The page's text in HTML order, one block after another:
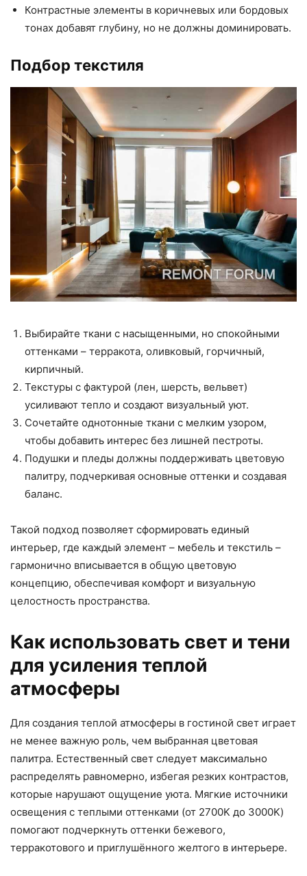
Контрастные элементы в коричневых или бордовых
тонах добавят глубину, но не должны доминировать.
Подбор текстиля
Выбирайте ткани с насыщенными, но спокойными
оттенками – терракота, оливковый, горчичный,
кирпичный.
Текстуры с фактурой (лен, шерсть, вельвет)
усиливают тепло и создают визуальный уют.
Сочетайте однотонные ткани с мелким узором,
чтобы добавить интерес без лишней пестроты.
Подушки и пледы должны поддерживать цветовую
палитру, подчеркивая основные оттенки и создавая
баланс.
Такой подход позволяет сформировать единый
интерьер, где каждый элемент – мебель и текстиль –
гармонично вписывается в общую цветовую
концепцию, обеспечивая комфорт и визуальную
целостность пространства.
Как использовать свет и тени
для усиления теплой
атмосферы
Для создания теплой атмосферы в гостиной свет играет
не менее важную роль, чем выбранная цветовая
палитра. Естественный свет следует максимально
распределять равномерно, избегая резких контрастов,
которые нарушают ощущение уюта. Мягкие источники
освещения с теплыми оттенками (от 2700K до 3000K)
помогают подчеркнуть оттенки бежевого,
терракотового и приглушённого желтого в интерьере.